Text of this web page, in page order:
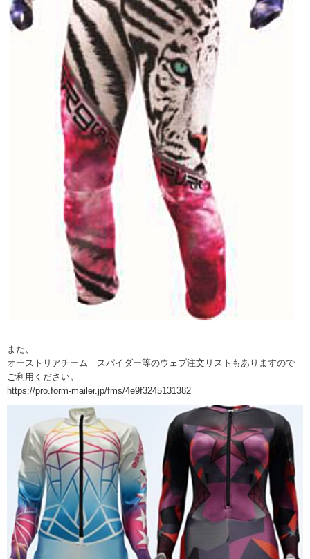
また、
オーストリアチーム スパイダー等のウェブ注文リストもありますので
ご利用ください。
https://pro.form-mailer.jp/fms/4e9f3245131382